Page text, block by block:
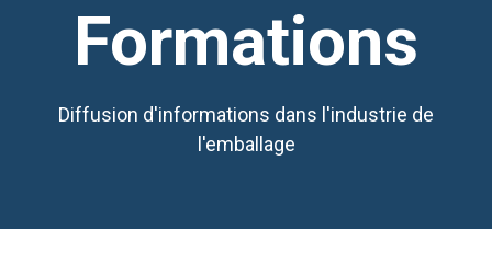
Formations
Diffusion d'informations dans l'industrie de
l'emballage